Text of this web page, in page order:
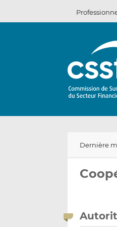
contenu
Dernière